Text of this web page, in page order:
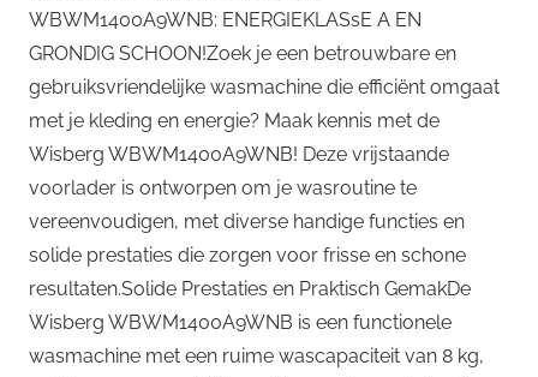
WBWM1400A9WNB: ENERGIEKLASsE A EN
GRONDIG SCHOON!Zoek je een betrouwbare en
gebruiksvriendelijke wasmachine die efficiënt omgaat
met je kleding en energie? Maak kennis met de
Wisberg WBWM1400A9WNB! Deze vrijstaande
voorlader is ontworpen om je wasroutine te
vereenvoudigen, met diverse handige functies en
solide prestaties die zorgen voor frisse en schone
resultaten.Solide Prestaties en Praktisch GemakDe
Wisberg WBWM1400A9WNB is een functionele
wasmachine met een ruime wascapaciteit van 8 kg,